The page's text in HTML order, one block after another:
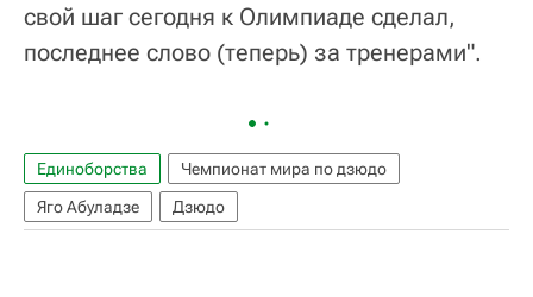
свой шаг сегодня к Олимпиаде сделал,
последнее слово (теперь) за тренерами".
Единоборства
Чемпионат мира по дзюдо
Яго Абуладзе
Дзюдо